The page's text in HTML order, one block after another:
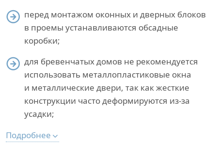
перед монтажом оконных и дверных блоков
в проемы устанавливаются обсадные
коробки;
для бревенчатых домов не рекомендуется
использовать металлопластиковые окна
и металлические двери, так как жесткие
конструкции часто деформируются из-за
усадки;
Подробнее